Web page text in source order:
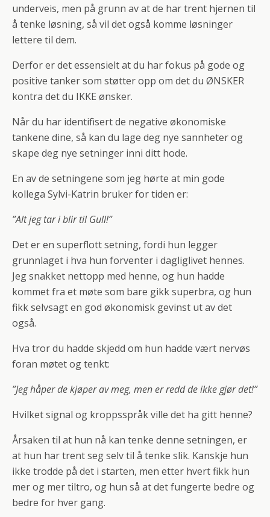
underveis, men på grunn av at de har trent hjernen til
å tenke løsning, så vil det også komme løsninger
lettere til dem.
Derfor er det essensielt at du har fokus på gode og
positive tanker som støtter opp om det du ØNSKER
kontra det du IKKE ønsker.
Når du har identifisert de negative økonomiske
tankene dine, så kan du lage deg nye sannheter og
skape deg nye setninger inni ditt hode.
En av de setningene som jeg hørte at min gode
kollega Sylvi-Katrin bruker for tiden er:
”Alt jeg tar i blir til Gull!”
Det er en superflott setning, fordi hun legger
grunnlaget i hva hun forventer i dagliglivet hennes.
Jeg snakket nettopp med henne, og hun hadde
kommet fra et møte som bare gikk superbra, og hun
fikk selvsagt en god økonomisk gevinst ut av det
også.
Hva tror du hadde skjedd om hun hadde vært nervøs
foran møtet og tenkt:
”Jeg håper de kjøper av meg, men er redd de ikke gjør det!”
Hvilket signal og kroppsspråk ville det ha gitt henne?
Årsaken til at hun nå kan tenke denne setningen, er
at hun har trent seg selv til å tenke slik. Kanskje hun
ikke trodde på det i starten, men etter hvert fikk hun
mer og mer tiltro, og hun så at det fungerte bedre og
bedre for hver gang.